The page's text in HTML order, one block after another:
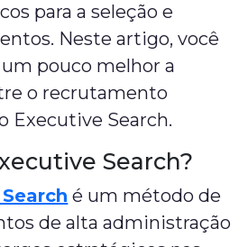
para a seleção e
Neste artigo, você
pouco melhor a
o recrutamento
Executive Search.
Search?
é um método de
de alta administração